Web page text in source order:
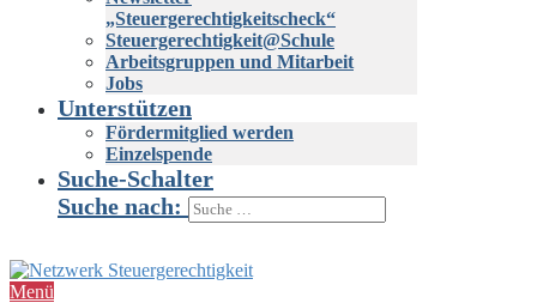
„Steuergerechtigkeitscheck“
Steuergerechtigkeit@Schule
Arbeitsgruppen und Mitarbeit
Jobs
Unterstützen
Fördermitglied werden
Einzelspende
Suche-Schalter
Suche nach:
Menü